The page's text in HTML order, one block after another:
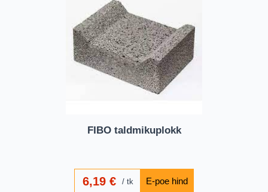
FIBO taldmikuplokk
6,19€ tk